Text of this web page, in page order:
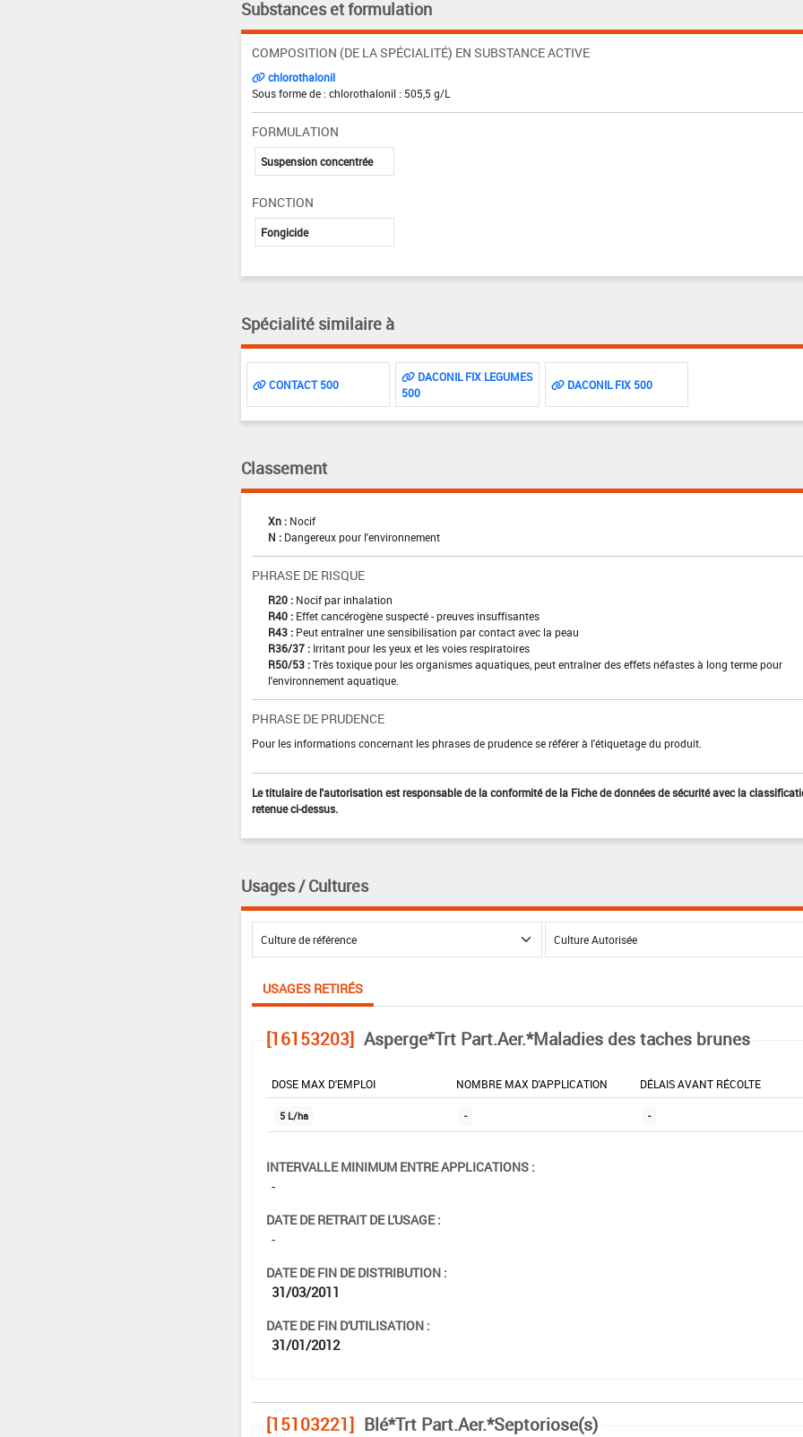
Substances et formulation
COMPOSITION (DE LA SPÉCIALITÉ) EN SUBSTANCE ACTIVE
chlorothalonil
Sous forme de : chlorothalonil : 505,5 g/L
FORMULATION
Suspension concentrée
FONCTION
Fongicide
Spécialité similaire à
CONTACT 500
DACONIL FIX LEGUMES
500
DACONIL FIX 500
Classement
Xn : Nocif
N : Dangereux pour l'environnement
PHRASE DE RISQUE
R20 : Nocif par inhalation
R40 : Effet cancérogène suspecté - preuves insuffisantes
R43 : Peut entraîner une sensibilisation par contact avec la peau
R36/37 : Irritant pour les yeux et les voies respiratoires
R50/53 : Très toxique pour les organismes aquatiques, peut entraîner des effets néfastes à long terme pour
l'environnement aquatique.
PHRASE DE PRUDENCE
Pour les informations concernant les phrases de prudence se référer à l'étiquetage du produit.
Le titulaire de l'autorisation est responsable de la conformité de la Fiche de données de sécurité avec la
retenue ci-dessus.
Usages / Cultures
USAGES RETIRÉS
[16153203] Asperge*Trt Part.Aer.*Maladies des taches brunes
DOSE MAX D'EMPLOI NOMBRE MAX D'APPLICATION DÉLAIS AVANT RÉCOLTE
5 L/ha - -
INTERVALLE MINIMUM ENTRE APPLICATIONS :
-
DATE DE RETRAIT DE L'USAGE :
-
DATE DE FIN DE DISTRIBUTION :
31/03/2011
DATE DE FIN D'UTILISATION :
31/01/2012
[15103221] Blé*Trt Part.Aer.*Septoriose(s)